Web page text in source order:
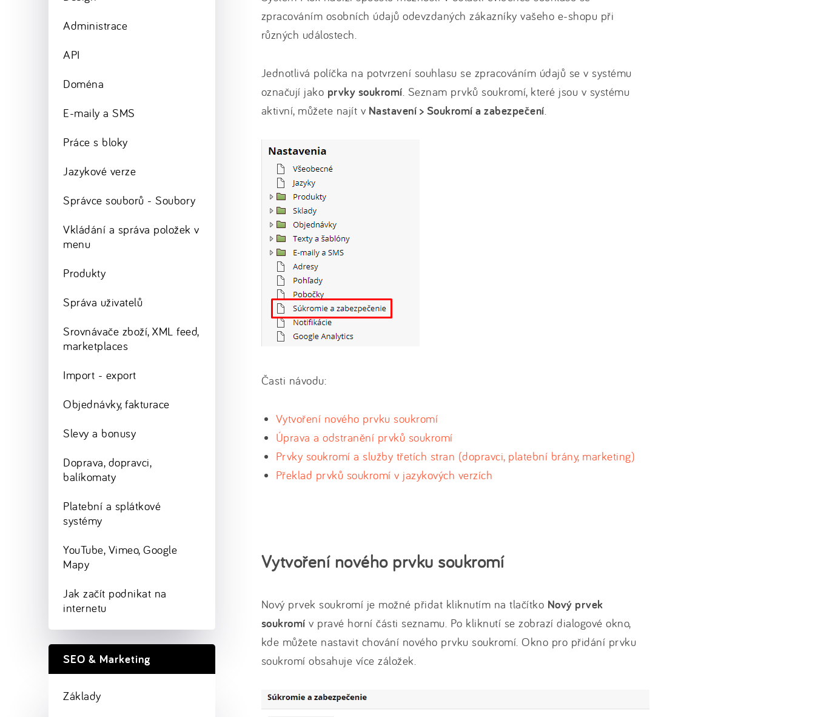
zpracováním osobních údajů odevzdaných zákazníky vašeho e-shopu při
různých událostech.
Jednotlivá políčka na potvrzení souhlasu se zpracováním údajů se v systému
označují jako prvky soukromí. Seznam prvků soukromí, které jsou v systému
aktivní, můžete najít v Nastavení > Soukromí a zabezpečení.
Časti návodu:
Vytvoření nového prvku soukromí
Úprava a odstranění prvků soukromí
Prvky soukromí a služby třetích stran (dopravci, platební brány, marketing)
Překlad prvků soukromí v jazykových verzích
Vytvoření nového prvku soukromí
Nový prvek soukromí je možné přidat kliknutím na tlačítko Nový prvek
soukromí v pravé horní části seznamu. Po kliknutí se zobrazí dialogové okno,
kde můžete nastavit chování nového prvku soukromí. Okno pro přidání prvku
soukromí obsahuje více záložek.
Administrace
API
Doména
E-maily a SMS
Práce s bloky
Jazykové verze
Správce souborů - Soubory
Vkládání a správa položek v
menu
Produkty
Správa uživatelů
Srovnávače zboží, XML feed,
marketplaces
Import - export
Objednávky, fakturace
Slevy a bonusy
Doprava, dopravci,
balíkomaty
Platební a splátkové
systémy
YouTube, Vimeo, Google
Mapy
Jak začít podnikat na
internetu
SEO & Marketing
Základy